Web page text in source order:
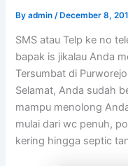
Byadmin/ December 8,
SMS atau Telp ke no
bapak is jikalau Anda
Tersumbat di
Selamat, Anda sudah
mampu menolong
mulai dari wc penuh,
kering hingga septic